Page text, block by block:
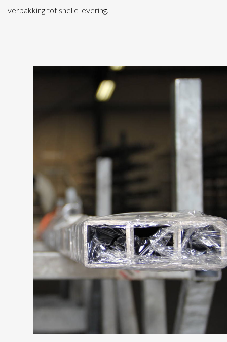
verpakking tot snelle levering.